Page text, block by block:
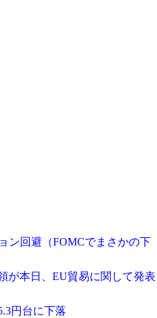
ン回避（FOMCでまさかの下
が本日、EU貿易に関して発表
円台に下落